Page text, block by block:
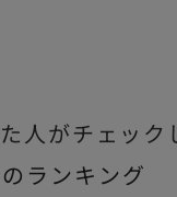
人がチェック
ランキング